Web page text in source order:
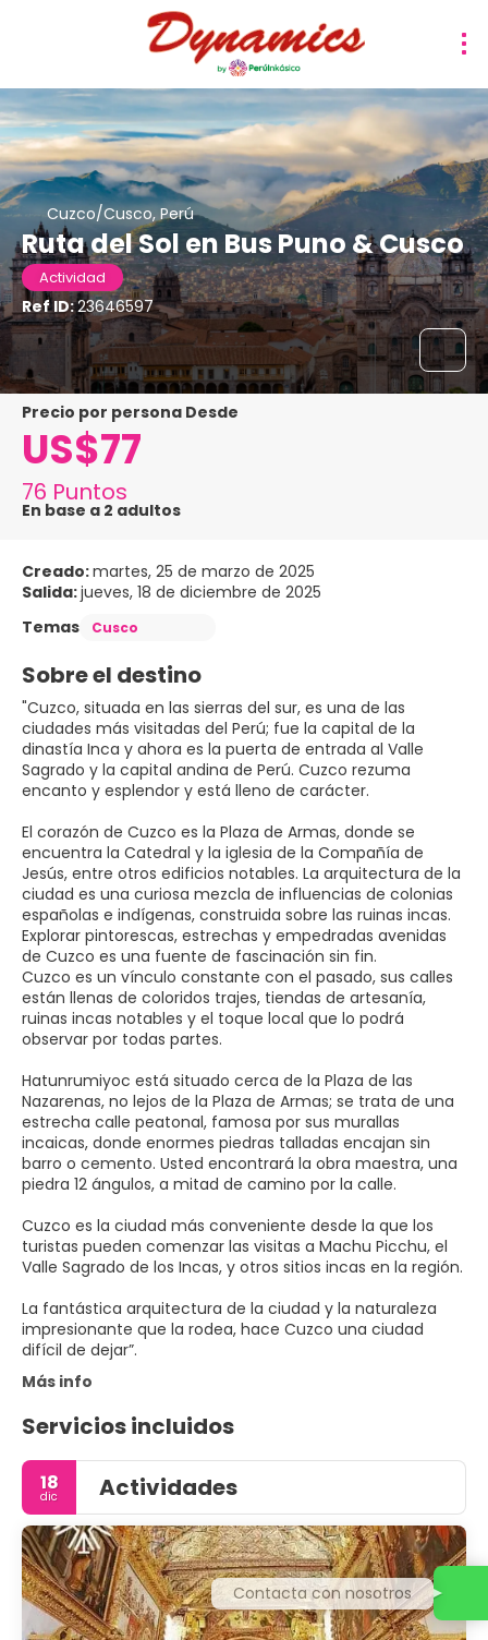
Cuzco/Cusco, Perú
Ruta del Sol en Bus Puno & Cusco
Actividad
Ref ID:23646597
precio por persona Desde
US$77
76 Puntos
En base a 2 adultos
Creado:martes, 25 de marzo de 2025
Salida:jueves, 18 de diciembre de 2025
Temas
Cusco
Sobre el destino
"Cuzco, situada en las sierras del sur, es una de las
ciudades más visitadas del Perú; fue la capital de la
dinastía Inca y ahora es la puerta de entrada al Valle
Sagrado y la capital andina de Perú. Cuzco rezuma
encanto y esplendor y está lleno de carácter.
El corazón de Cuzco es la Plaza de Armas, donde se
encuentra la Catedral y la iglesia de la Compañía de
Jesús, entre otros edificios notables. La arquitectura de la
ciudad es una curiosa mezcla de influencias de colonias
españolas e indígenas, construida sobre las ruinas incas.
Explorar pintorescas, estrechas y empedradas avenidas
de Cuzco es una fuente de fascinación sin fin.
Cuzco es un vínculo constante con el pasado, sus calles
están llenas de coloridos trajes, tiendas de artesanía,
ruinas incas notables y el toque local que lo podrá
observar por todas partes.
Hatunrumiyoc está situado cerca de la Plaza de las
Nazarenas, no lejos de la Plaza de Armas; se trata de una
estrecha calle peatonal, famosa por sus murallas
incaicas, donde enormes piedras talladas encajan sin
barro o cemento. Usted encontrará la obra maestra, una
piedra 12 ángulos, a mitad de camino por la calle.
Cuzco es la ciudad más conveniente desde la que los
turistas pueden comenzar las visitas a Machu Picchu, el
Valle Sagrado de los Incas, y otros sitios incas en la región.
La fantástica arquitectura de la ciudad y la naturaleza
impresionante que la rodea, hace Cuzco una ciudad
Más info
Servicios incluidos
18
dic Actividades
Contacta con nosotros